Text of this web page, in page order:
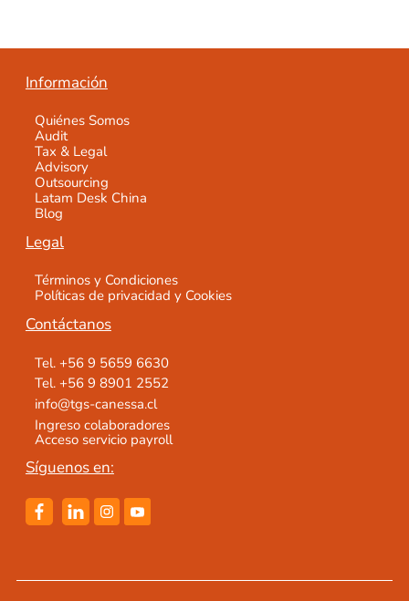
Información
Quiénes Somos
Audit
Tax & Legal
Advisory
Outsourcing
Latam Desk China
Blog
Legal
Términos y Condiciones
Políticas de privacidad y Cookies
Contáctanos
Tel. +56 9 5659 6630
Tel. +56 9 8901 2552
info@tgs-canessa.cl
Ingreso colaboradores
Acceso servicio payroll
Síguenos en: